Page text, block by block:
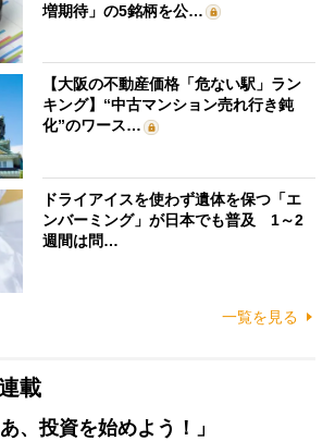
増期待」の5銘柄を公…
【大阪の不動産価格「危ない駅」ラン
キング】“中古マンション売れ行き鈍
化”のワース…
ドライアイスを使わず遺体を保つ「エ
ンバーミング」が日本でも普及 1～2
週間は問…
一覧を見る
載
、投資を始めよう！」